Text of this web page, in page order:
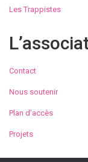
Les Trappistes
Contact
Nous soutenir
Plan d’accès
Projets